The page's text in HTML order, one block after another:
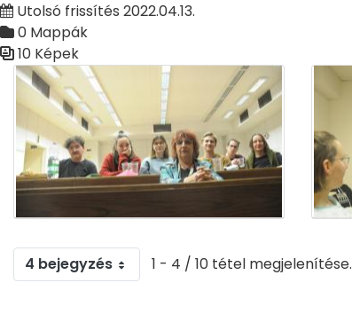
Utolsó frissítés 2022.04.13.
0 Mappák
10 Képek
Médiatár
4 bejegyzés 1 - 4 / 10 tétel megjelenítése.